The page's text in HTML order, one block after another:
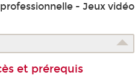
- Jeux vidéo
et prérequis